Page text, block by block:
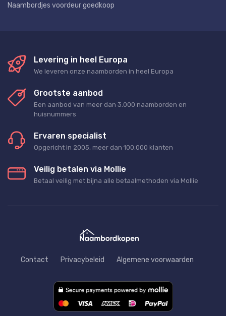
Naambordjes voordeur goedkoop
Levering in heel Europa
We leveren onze naamborden in heel Europa
Grootste aanbod
Een aanbod van meer dan 3.000 naamborden en
huisnummers
Ervaren specialist
Opgericht in 2005, meer dan 100.000 klanten
Veilig betalen via Mollie
Betaal veilig met bijna alle betaalmethoden via Mollie
Contact Privacybeleid Algemene voorwaarden